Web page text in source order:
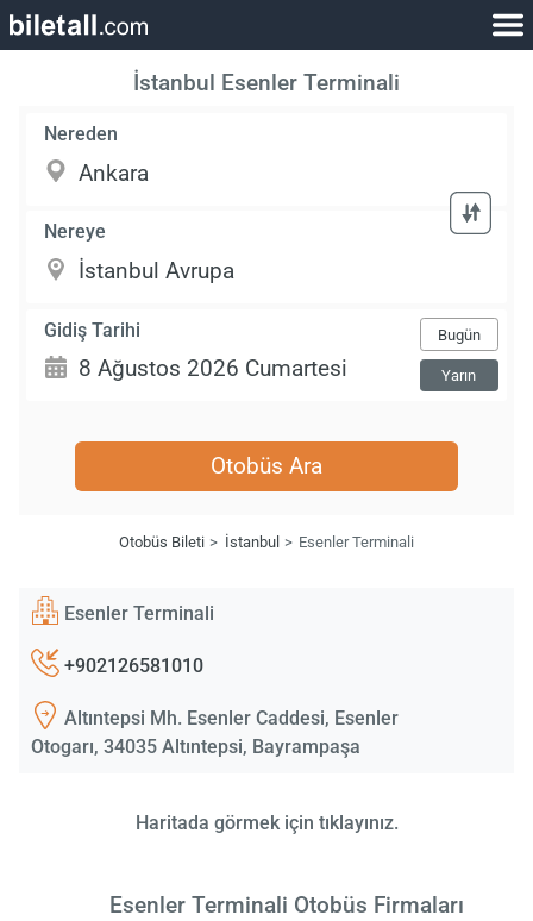
İstanbul Esenler Terminali
Nereden
Nereye
Gidiş Tarihi Bugün
Yarın
Otobüs Ara
Otobüs Bileti İstanbul Esenler Terminali
Esenler Terminali
+902126581010
Altıntepsi Mh. Esenler Caddesi, Esenler
Otogarı, 34035 Altıntepsi, Bayrampaşa
Haritada görmek için tıklayınız.
Esenler Terminali Otobüs Firmaları